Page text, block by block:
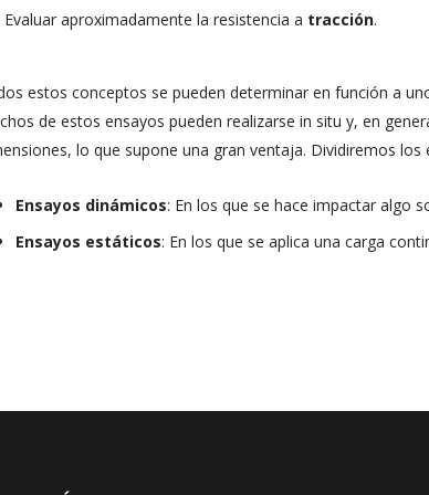
Evaluar aproximadamente la resistencia a tracción.
estos conceptos se pueden determinar en función a
de estos ensayos pueden realizarse in situ y, en
lo que supone una gran ventaja. Dividiremos
Ensayos dinámicos: En los que se hace impactar algo
Ensayos estáticos: En los que se aplica una carga